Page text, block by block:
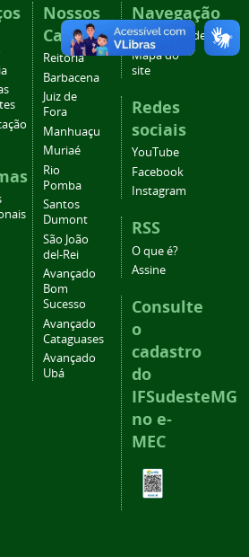
Nossos
Campi
Reitoria
Barbacena
Juiz de
Fora
Manhuaçu
Muriaé
Rio
Pomba
Santos
Dumont
São João
del-Rei
Avançado
Bom
Sucesso
Avançado
Cataguases
Avançado
Ubá
Navegação
Acessibilidade
Mapa do
site
Redes
sociais
YouTube
Facebook
Instagram
RSS
O que é?
Assine
Consulte
o
cadastro
do
IFSudesteMG
no e-
MEC